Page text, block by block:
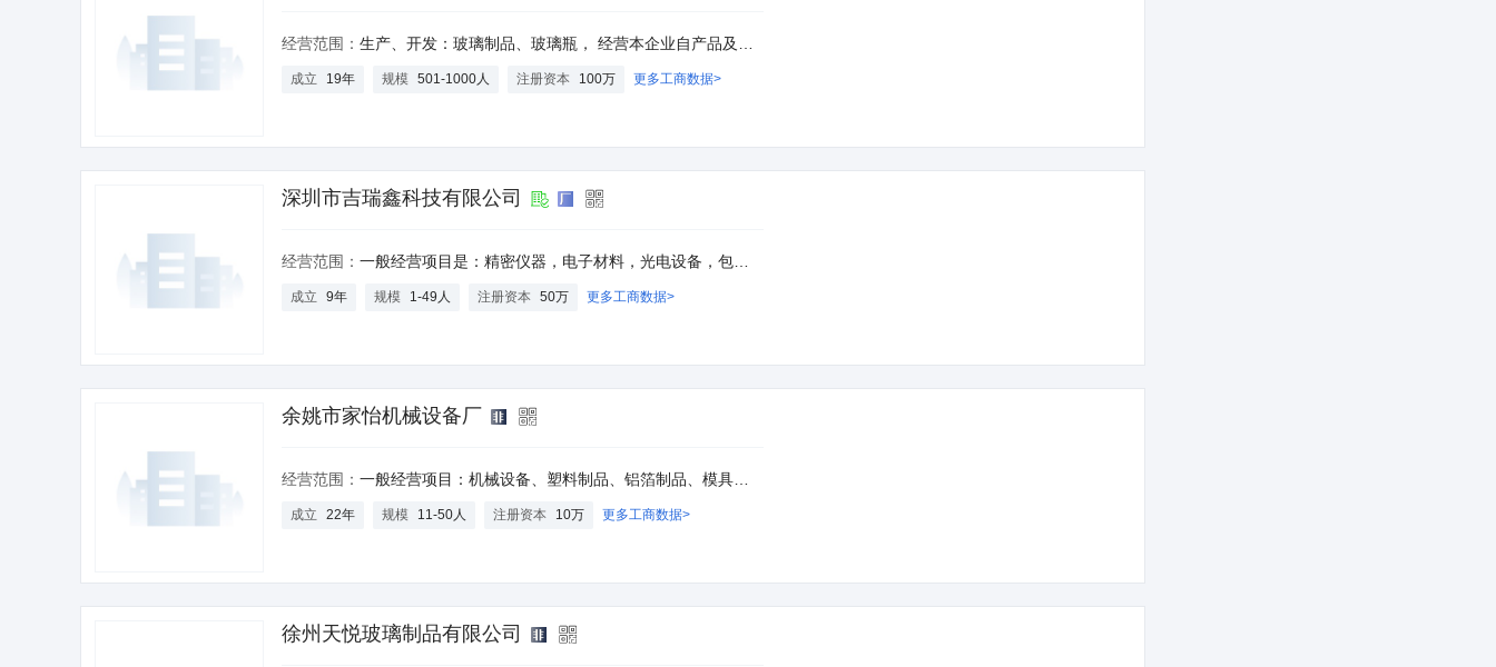
经营范围： 生产、开发：玻璃制品、玻璃瓶， 经营本企业自产品及技术的出口业务和本企业所需的机械设备、零配件、原辅材料及技术的进口业务（国家限定公司经营或禁止进出口的商品及技术除外）（依法须经批准的项目，经相关部门批准后方可开展经营活动）。
成立 19年 规模 501-1000人 注册资本 100万 更多工商数据>
深圳市吉瑞鑫科技有限公司
经营范围： 一般经营项目是：精密仪器，电子材料，光电设备，包装材料，计算机设备研究及技术开发，ESL电子货架标签、不干胶标签、干燥剂、劳保用品、安防用品的销售；精密仪器仪表，光电设备，计算机配件及办公用品的销售；国内贸易、货物及技术进出口。（法律、行政法规或者国务院决定禁止和规定在登记前须经批准的项目除外），许可经营项目是：
成立 9年 规模 1-49人 注册资本 50万 更多工商数据>
余姚市家怡机械设备厂
经营范围： 一般经营项目：机械设备、塑料制品、铝箔制品、模具的制造、加工，自营和代理货物和技术的进出口，但国家限定经营或禁止进出口的货物和技术除外。
成立 22年 规模 11-50人 注册资本 10万 更多工商数据>
徐州天悦玻璃制品有限公司